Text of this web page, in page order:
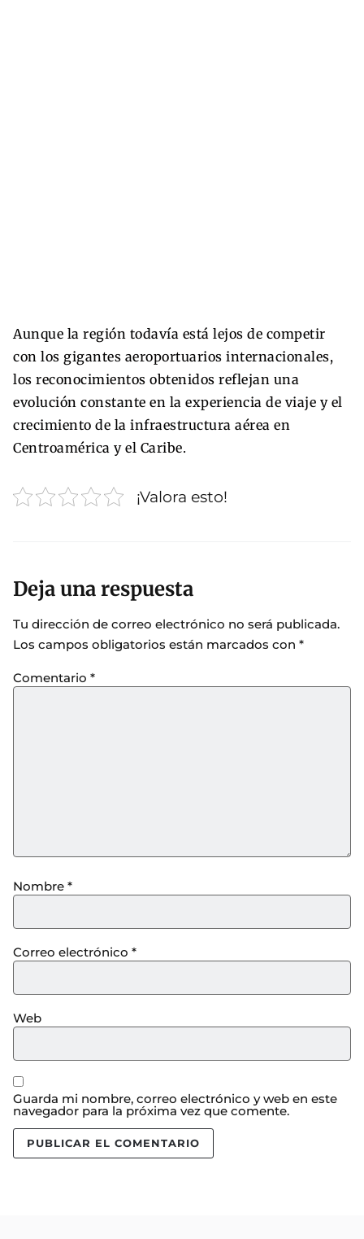
Aunque la región todavía está lejos de competir
con los gigantes aeroportuarios internacionales,
los reconocimientos obtenidos reflejan una
evolución constante en la experiencia de viaje y el
crecimiento de la infraestructura aérea en
Centroamérica y el Caribe.
¡Valora esto!
Deja una respuesta
Tu dirección de correo electrónico no será publicada.
Los campos obligatorios están marcados con *
Comentario *
Nombre *
Correo electrónico *
Web
Guarda mi nombre, correo electrónico y web en este
navegador para la próxima vez que comente.